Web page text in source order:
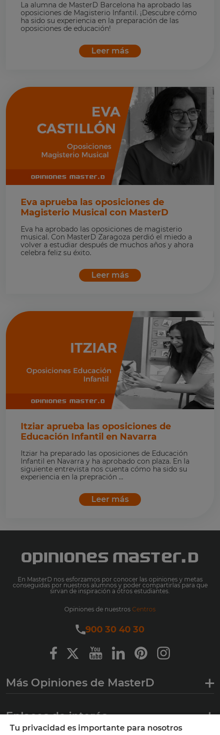
La alumna de MasterD Barcelona ha aprobado las
oposiciones de Magisterio Infantil. ¡Descubre cómo
ha sido su experiencia en la preparación de las
oposiciones de educación!
Leer más
Eva aprueba las oposiciones de
Magisterio Musical con MasterD
Eva ha aprobado las oposiciones de magisterio
musical. Con MasterD Zaragoza perdió el miedo a
volver a estudiar después de muchos años y ahora
celebra feliz su éxito.
Leer más
Itziar aprueba las oposiciones de
Educación Infantil en Navarra
Itziar ha preparado las oposiciones de Educación
Infantil en Navarra y ha aprobado con plaza. En la
siguiente entrevista nos cuenta cómo ha sido su
experiencia en la prepración ...
Leer más
En MasterD nos esforzamos por conocer las opiniones y metas
conseguidas por nuestros alumnos y poder compartirlas para que
sirvan de inspiración a otros estudiantes.
Opiniones de nuestros Centros
900 30 40 30
Más Opiniones de MasterD
Enlaces de interés
Tu privacidad es importante para nosotros